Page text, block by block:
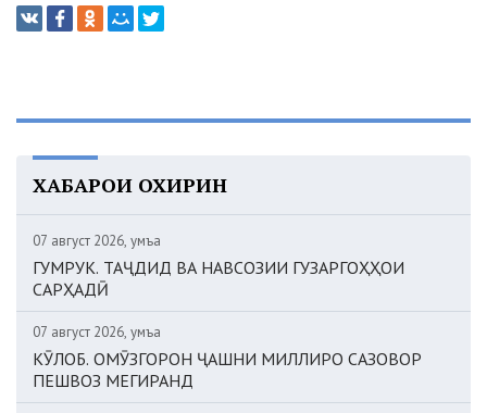
ХАБАРҲОИ ОХИРИН
07 август 2026, Ҷумъа
ГУМРУК. ТАҶДИД ВА НАВСОЗИИ ГУЗАРГОҲҲОИ
САРҲАДӢ
07 август 2026, Ҷумъа
КӮЛОБ. ОМӮЗГОРОН ҶАШНИ МИЛЛИРО САЗОВОР
ПЕШВОЗ МЕГИРАНД